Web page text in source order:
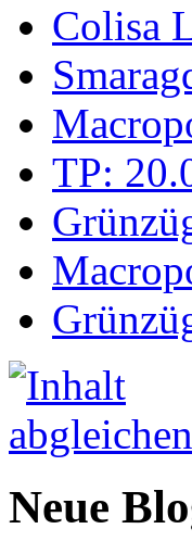
Colisa
TP:
Neue